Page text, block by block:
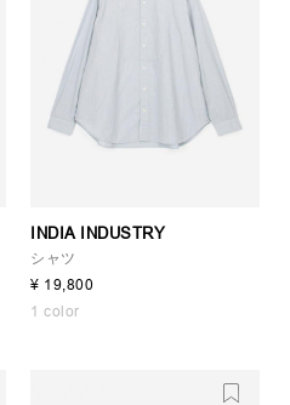
INDIA INDUSTRY
シャツ
¥ 19,800
1 color